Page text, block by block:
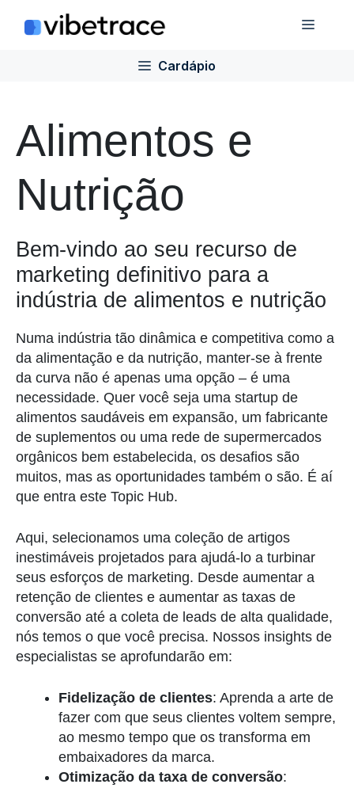
para
Cardápio
Alimentos e
Nutrição
Bem-vindo ao seu recurso de
marketing definitivo para a
indústria de alimentos e nutrição
Numa indústria tão dinâmica e competitiva como a
da alimentação e da nutrição, manter-se à frente
da curva não é apenas uma opção – é uma
necessidade. Quer você seja uma startup de
alimentos saudáveis em expansão, um fabricante
de suplementos ou uma rede de supermercados
orgânicos bem estabelecida, os desafios são
muitos, mas as oportunidades também o são. É aí
que entra este Topic Hub.
Aqui, selecionamos uma coleção de artigos
inestimáveis projetados para ajudá-lo a turbinar
seus esforços de marketing. Desde aumentar a
retenção de clientes e aumentar as taxas de
conversão até a coleta de leads de alta qualidade,
nós temos o que você precisa. Nossos insights de
especialistas se aprofundarão em:
Fidelização de clientes: Aprenda a arte de
fazer com que seus clientes voltem sempre,
ao mesmo tempo que os transforma em
embaixadores da marca.
Otimização da taxa de conversão: